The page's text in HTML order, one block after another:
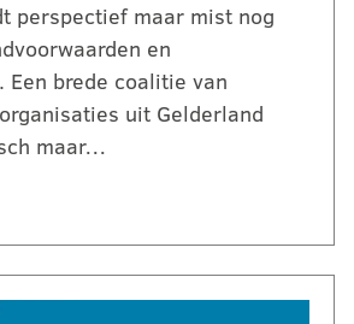
perspectief maar mist nog
en
Een brede coalitie van
uit Gelderland
maar…